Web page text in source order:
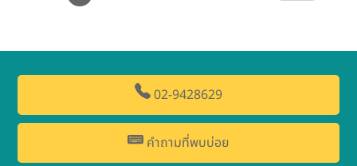
02-9428629
คำถามที่พบบ่อย